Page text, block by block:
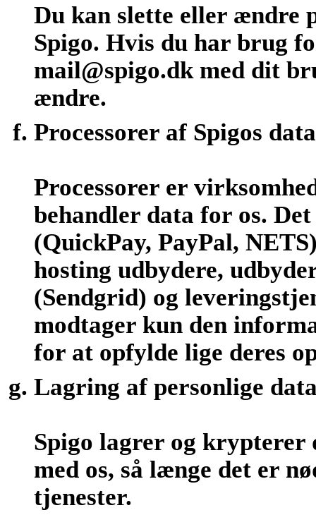
Du kan slette eller ændre
Spigo. Hvis du har brug
mail@spigo.dk med dit
ændre.
Processorer af Spigos data
Processorer er
behandler data for os.
(QuickPay, PayPal,
hosting udbydere,
(Sendgrid) og
modtager kun den
for at opfylde lige deres
Lagring af personlige
Spigo lagrer og krypterer
med os, så længe det er
tjenester.